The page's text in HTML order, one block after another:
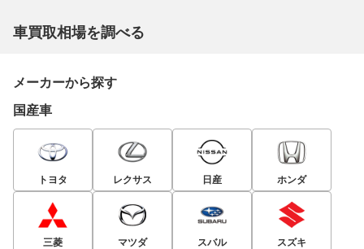
車買取相場を調べる
メーカーから探す
国産車
トヨタ レクサス 日産 ホンダ
三菱 マツダ スバル スズキ